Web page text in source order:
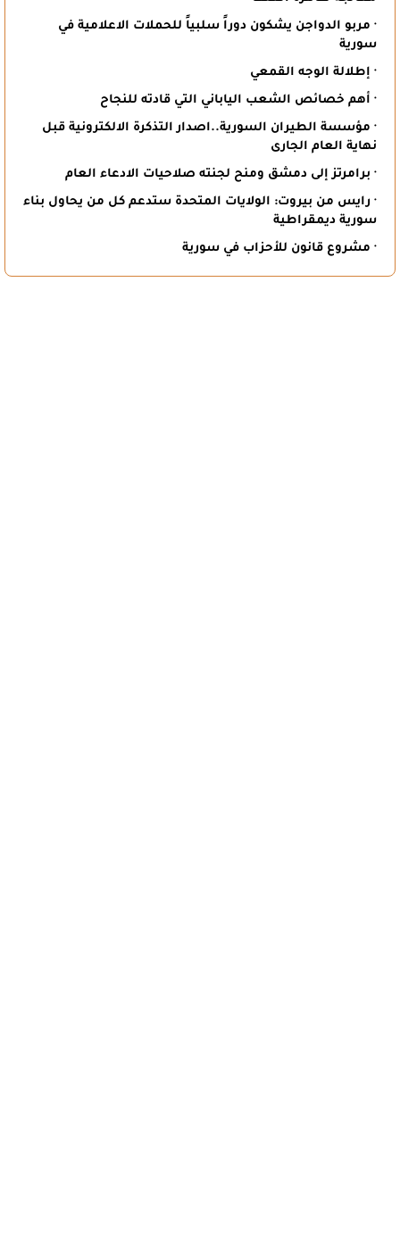
· مربو الدواجن يشكون دوراً سلبياً للحملات الاعلامية في
سورية
· إطلالة الوجه القمعي
· أهم خصائص الشعب الياباني التي قادته للنجاح
· مؤسسة الطيران السورية..اصدار التذكرة الالكترونية قبل
نهاية العام الجارى
· برامرتز إلى دمشق ومنح لجنته صلاحيات الادعاء العام
· رايس من بيروت: الولايات المتحدة ستدعم كل من يحاول بناء
سورية ديمقراطية
· مشروع قانون للأحزاب في سورية